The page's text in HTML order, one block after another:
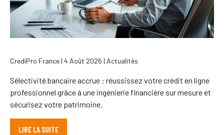
CrediPro France | 4 Août 2026 | Actualités
Sélectivité bancaire accrue : réussissez votre crédit en ligne
professionnel grâce à une ingénierie financière sur mesure et
sécurisez votre patrimoine.
LIRE LA SUITE